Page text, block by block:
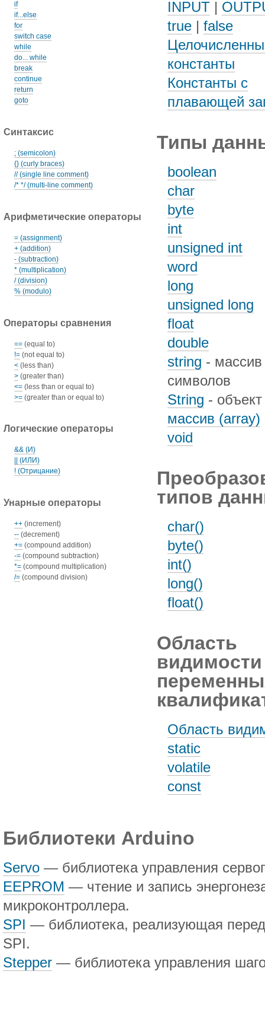
if
if...else
for
switch case
while
do... while
break
continue
return
goto
Синтаксис
; (semicolon)
{} (curly braces)
// (single line comment)
/* */ (multi-line comment)
Арифметические операторы
= (assignment)
+ (addition)
- (subtraction)
* (multiplication)
/ (division)
% (modulo)
Операторы сравнения
== (equal to)
!= (not equal to)
< (less than)
> (greater than)
<= (less than or equal to)
>= (greater than or equal to)
Логические операторы
&& (И)
|| (ИЛИ)
! (Отрицание)
Унарные операторы
++ (increment)
-- (decrement)
+= (compound addition)
-= (compound subtraction)
*= (compound multiplication)
/= (compound division)
INPUT |
true | false
константы
Константы с
плавающей
Типы
boolean
char
byte
int
unsigned int
word
long
unsigned long
float
double
string - массив
символов
String -
массив (array)
void
типов
char()
byte()
int()
long()
float()
Область
видимости
Область
static
volatile
const
Библиотеки Arduino
Servo — библиотека управления
EEPROM — чтение и запись
микроконтроллера.
SPI — библиотека, реализующая
SPI.
Stepper — библиотека управления